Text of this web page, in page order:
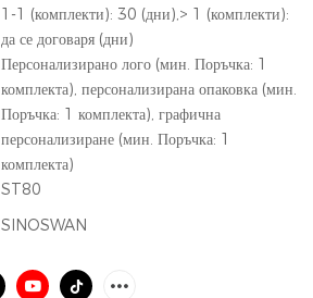
1-1 (комплекти): 30 (дни),> 1 (комплекти):
да се договаря (дни)
Персонализирано лого (мин. Поръчка: 1
комплекта), персонализирана опаковка (мин.
Поръчка: 1 комплекта), графична
персонализиране (мин. Поръчка: 1
комплекта)
ST80
SINOSWAN